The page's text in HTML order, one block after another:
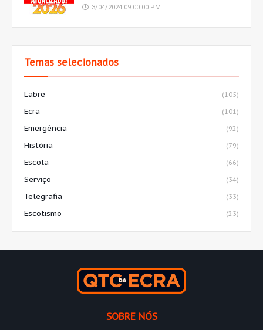
3/04/2024 09:00:00 PM
Temas selecionados
Labre (105)
Ecra (101)
Emergência (92)
História (79)
Escola (66)
Serviço (34)
Telegrafia (33)
Escotismo (23)
SOBRE NÓS